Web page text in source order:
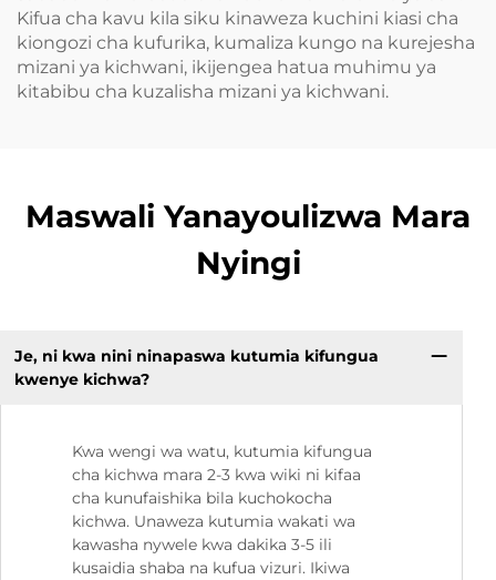
Kifua cha kavu kila siku kinaweza kuchini kiasi cha
kiongozi cha kufurika, kumaliza kungo na kurejesha
mizani ya kichwani, ikijengea hatua muhimu ya
kitabibu cha kuzalisha mizani ya kichwani.
Maswali Yanayoulizwa Mara
Nyingi
Je, ni kwa nini ninapaswa kutumia kifungua
kwenye kichwa?
Kwa wengi wa watu, kutumia kifungua
cha kichwa mara 2-3 kwa wiki ni kifaa
cha kunufaishika bila kuchokocha
kichwa. Unaweza kutumia wakati wa
kawasha nywele kwa dakika 3-5 ili
kusaidia shaba na kufua vizuri. Ikiwa